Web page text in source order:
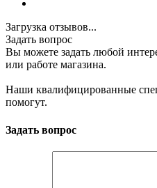
Загрузка отзывов...
Задать вопрос
Вы можете задать любой
или работе магазина.
Наши квалифицированные
помогут.
Задать вопрос